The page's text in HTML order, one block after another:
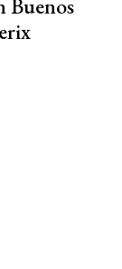
Buenos